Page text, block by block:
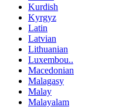
Kurdish
Kyrgyz
Latin
Latvian
Lithuanian
Luxembou..
Macedonian
Malagasy
Malay
Malayalam